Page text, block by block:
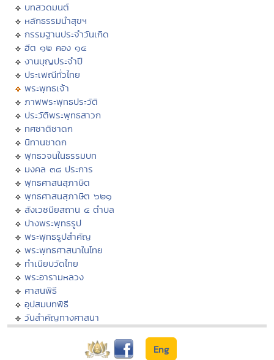
บทสวดมนต์
หลักธรรมนำสุขฯ
กรรมฐานประจำวันเกิด
ฮีต ๑๒ คอง ๑๔
งานบุญประจำปี
ประเพณีทั่วไทย
พระพุทธเจ้า
ภาพพระพุทธประวัติ
ประวัติพระพุทธสาวก
ทศชาติชาดก
นิทานชาดก
พุทธวจนในธรรมบท
มงคล ๓๘ ประการ
พุทธศาสนสุภาษิต
พุทธศาสนสุภาษิต ๖๒๑
สังเวชนียสถาน ๔ ตำบล
ปางพระพุทธรูป
พระพุทธรูปสำคัญ
พระพุทธศาสนาในไทย
ทำเนียบวัดไทย
พระอารามหลวง
ศาสนพิธี
อุปสมบทพิธี
วันสำคัญทางศาสนา
Eng